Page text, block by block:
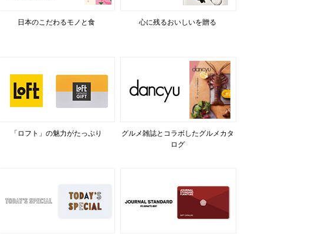
日本のこだわるモノと食 心に残るおいしいを贈る
「ロフト」の魅力がたっぷり
グルメ雑誌とコラボしたグルメカタ
ログ